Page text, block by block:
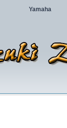
Yamaha